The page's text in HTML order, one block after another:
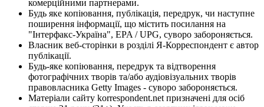
комерційними партнерами.
Будь яке копіювання, публікація, передрук, чи наступне
поширення інформації, що містить посилання на
"Інтерфакс-Україна", EPA / UPG, суворо забороняється.
Власник веб-сторінки в розділі Я-Корреспондент є автор
публікації.
Будь-яке копіювання, передрук та відтворення
фотографічних творів та/або аудіовізуальних творів
правовласника Getty Images - суворо забороняється.
Матеріали сайту korrespondent.net призначені для осіб